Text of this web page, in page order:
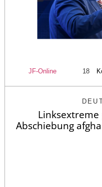
JF-Online 18
Abschiebung